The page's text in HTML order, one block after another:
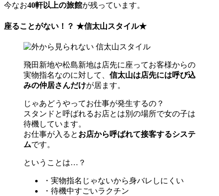
今なお40軒以上の旅館が残っています。
座ることがない！？ ★信太山スタイル★
飛田新地や松島新地は店先に座ってお客様からの
実物指名なのに対して、 信太山は店先には呼び込
みの仲居さんだけが居ます。
じゃあどうやってお仕事が発生するの？
スタンドと呼ばれるお店とは別の場所で女の子は
待機しています。
お仕事が入ると お店から呼ばれて接客するシステ
ムです。
ということは…？
・実物指名じゃないから身バレしにくい
・待機中すごいラクチン